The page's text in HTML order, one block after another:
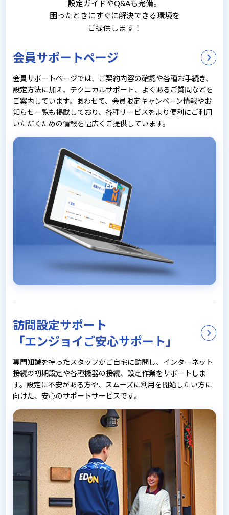
設定ガイドやQ&Aも完備。
困ったときにすぐに解決できる環境を
ご提供します！
会員サポートページ
会員サポートページでは、ご契約内容の確認や各種お手続き、
設定方法に加え、テクニカルサポート、よくあるご質問などを
ご案内しています。あわせて、会員限定キャンペーン情報やお
知らせ一覧も掲載しており、各種サービスをより便利にご利用
いただくための情報を幅広くご提供しています。
訪問設定サポート
「エンジョイご安心サポート」
専門知識を持ったスタッフがご自宅に訪問し、インターネット
接続の初期設定や各種機器の接続、設定作業をサポートしま
す。設定に不安がある方や、スムーズに利用を開始したい方に
向けた、安心のサポートサービスです。